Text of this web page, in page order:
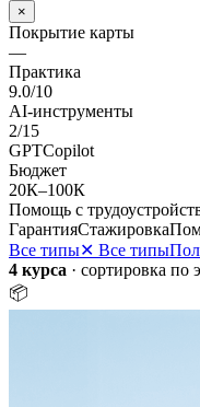
×
Покрытие карты
—
Практика
9.0/10
AI-инструменты
2/15
GPTCopilot
Бюджет
20К–100К
Помощь с
ГарантияСтажировка
Все типы✕ Все типы
4 курса · сортировка по
📦